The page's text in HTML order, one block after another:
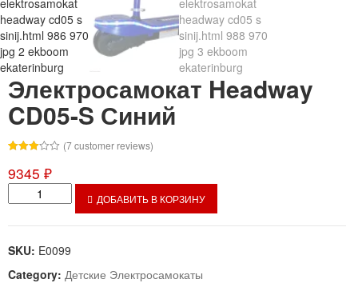
Электросамокат Headway
CD05-S Синий
3.00
out of 5
(7customer reviews)
9345 ₽
Электросамокат
Headway
CD05-
Синий
quantity
ДОБАВИТЬ В КОРЗИНУ
SKU: E0099
Category: Детские Электросамокаты